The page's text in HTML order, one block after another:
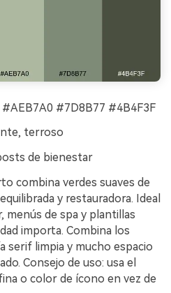
#7D8B77 #4B4F3F
terroso
de bienestar
combina verdes suaves de
y restauradora. Ideal
menús de spa y plantillas
importa. Combina los
serif limpia y mucho espacio
Consejo de uso: usa el
o color de ícono en vez de